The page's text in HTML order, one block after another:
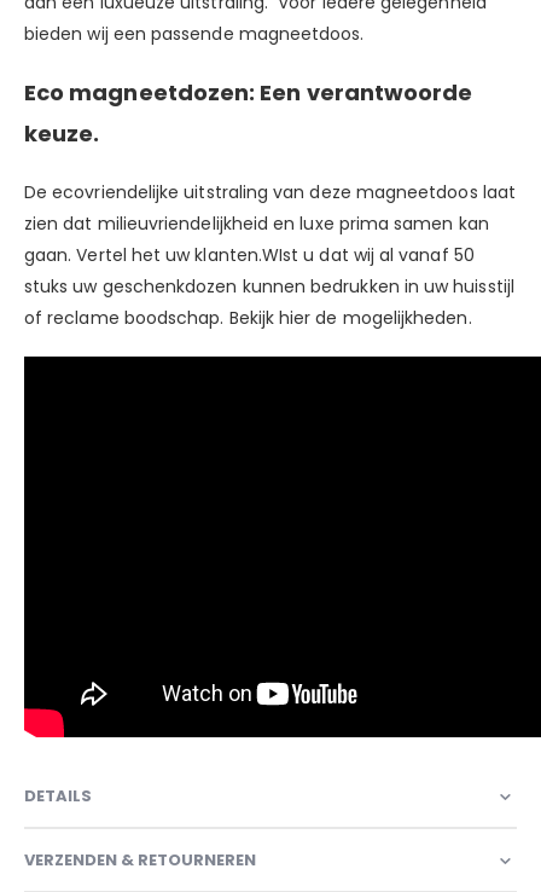
bieden wij een passende magneetdoos.
Eco magneetdozen: Een verantwoorde
keuze.
De ecovriendelijke uitstraling van deze magneetdoos laat
zien dat milieuvriendelijkheid en luxe prima samen kan
gaan. Vertel het uw klanten.WIst u dat wij al vanaf 50
stuks uw geschenkdozen kunnen bedrukken in uw huisstijl
of reclame boodschap. Bekijkhier de mogelijkheden.
DETAILS
VERZENDEN & RETOURNEREN